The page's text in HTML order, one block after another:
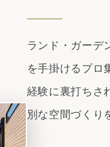
ランド・ガーデ
を手掛けるプロ
経験に裏打ちさ
別な空間づくり